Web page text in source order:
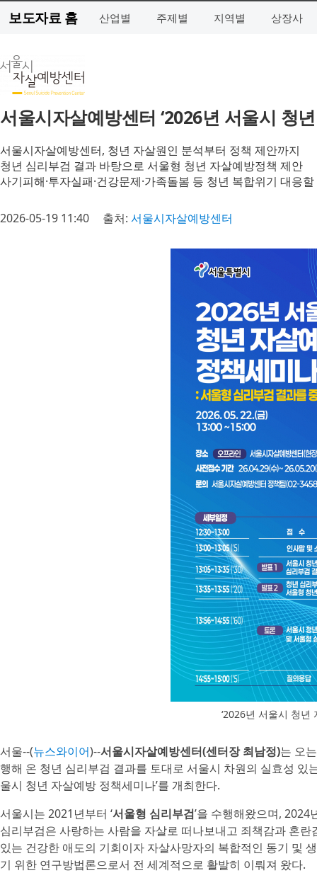
보도자료 홈 산업별 주제별 지역별 상장사
서울시자살예방센터 ‘2026년 서울시 청
서울시자살예방센터, 청년 자살원인 분석부터 정책 제안까지
청년 심리부검 결과 바탕으로 서울형 청년 자살예방정책 제안
사기피해·투자실패·건강문제·가족돌봄 등 청년 복합위기 대응
2026-05-19 11:40 출처: 서울시자살예방센터
‘2026년 서울시 청년
서울--(뉴스와이어)--서울시자살예방센터(센터장 최남정)는 오
행해 온 청년 심리부검 결과를 토대로 서울시 차원의 실효성
울시 청년 자살예방 정책세미나’를 개최한다.
서울시는 2021년부터 ‘서울형 심리부검’을 수행해왔으며,
심리부검은 사랑하는 사람을 자살로 떠나보내고 죄책감과 혼
있는 건강한 애도의 기회이자 자살사망자의 복합적인 동기 및
기 위한 연구방법론으로서 전 세계적으로 활발히 이뤄져 왔다.